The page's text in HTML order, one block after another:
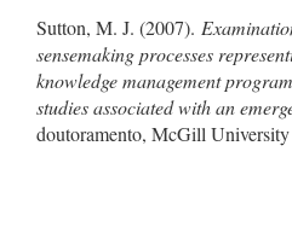
Sutton, M. J. (2007).
sensemaking processes
knowledge management
studies associated with an
doutoramento, McGill